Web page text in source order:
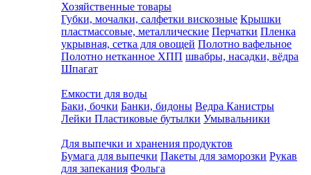
Хозяйственные товары
Губки, мочалки, салфетки вискозные Крышки
пластмассовые, металлические Перчатки Пленка
укрывная, сетка для овощей Полотно вафельное
Полотно нетканное ХПП швабры, насадки, вёдра
Шпагат
Емкости для воды
Баки, бочки Банки, бидоны Ведра Канистры
Лейки Пластиковые бутылки Умывальники
Для выпечки и хранения продуктов
Бумага для выпечки Пакеты для заморозки Рукав
для запекания Фольга